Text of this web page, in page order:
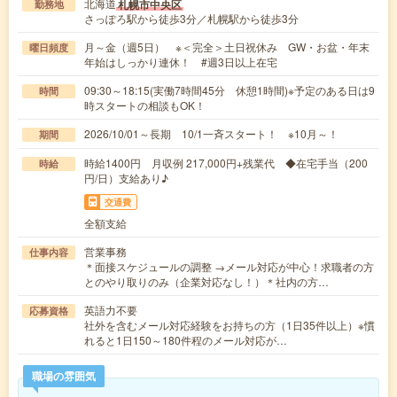
勤務地 北海道札幌市中央区
さっぽろ駅から徒歩3分／札幌駅から徒歩3分
曜日頻度
月～金（週5日） ※＜完全＞土日祝休み GW・お盆・年末
年始はしっかり連休！ #週3日以上在宅
時間
09:30～18:15(実働7時間45分 休憩1時間)※予定のある日は9
時スタートの相談もOK！
期間 2026/10/01～長期 10/1一斉スタート！ ※10月～！
時給
時給1400円 月収例 217,000円+残業代 ◆在宅手当（200
円/日）支給あり♪
交通費
全額支給
仕事内容
営業事務
＊面接スケジュールの調整 →メール対応が中心！求職者の方
とのやり取りのみ（企業対応なし！）＊社内の方…
応募資格
英語力不要
社外を含むメール対応経験をお持ちの方（1日35件以上）※慣
れると1日150～180件程のメール対応が…
職場の雰囲気